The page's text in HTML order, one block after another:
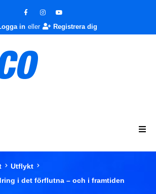
in eller Registrera dig
Utflykt
i det förflutna – och i framtiden